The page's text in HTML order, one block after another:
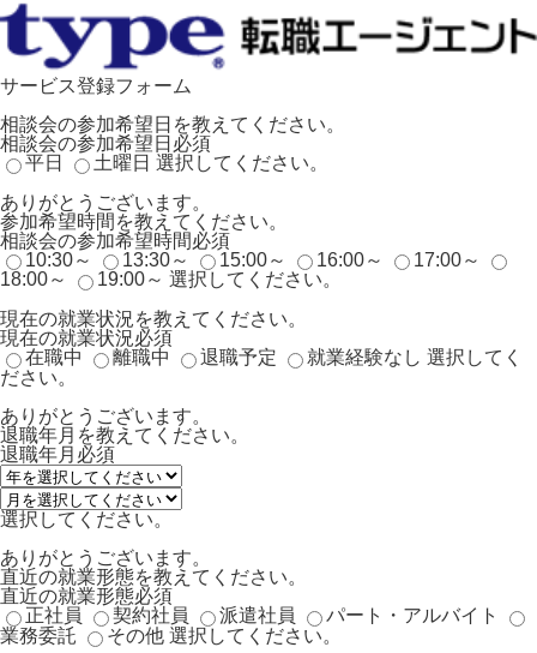
サービス登録フォーム
相談会の参加希望日を教えてください。
相談会の参加希望日 必須
平日
土曜日 選択してください。
ありがとうございます。
参加希望時間を教えてください。
相談会の参加希望時間必須
10:30～
13:30～ 15:00～ 16:00～
17:00～
18:00～
19:00～ 選択してください。
現在の就業状況を教えてください。
現在の就業状況必須
在職中
離職中 退職予定 就業経験なし 選択してく
ださい。
ありがとうございます。
退職年月を教えてください。
退職年月 必須
選択してください。
ありがとうございます。
直近の就業形態を教えてください。
直近の就業形態必須
正社員
契約社員 派遣社員
パート・アルバイト
業務委託
その他 選択してください。